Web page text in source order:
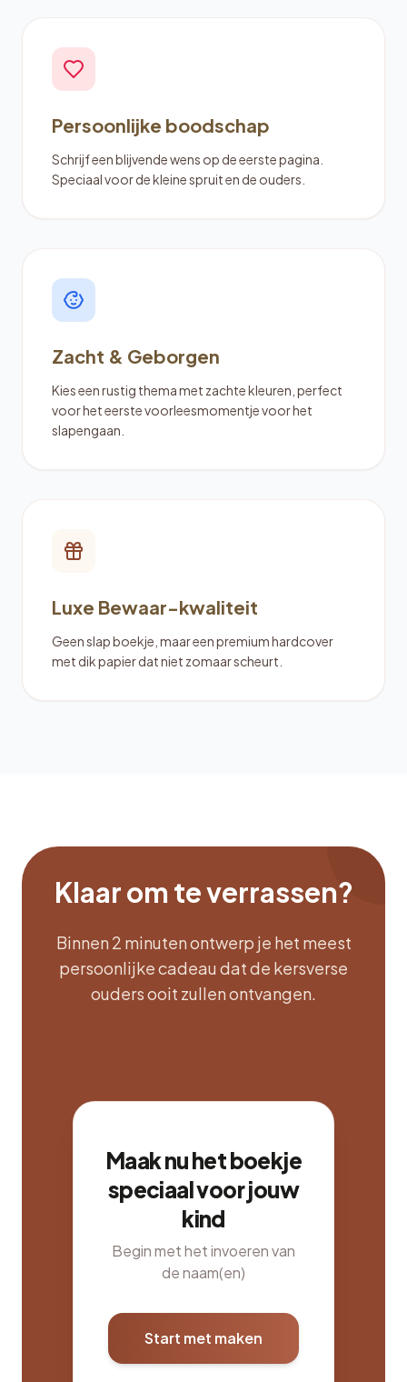
Persoonlijke boodschap
Schrijf een blijvende wens op de eerste pagina.
Speciaal voor de kleine spruit en de ouders.
Zacht & Geborgen
Kies een rustig thema met zachte kleuren, perfect
voor het eerste voorleesmomentje voor het
slapengaan.
Luxe Bewaar-kwaliteit
Geen slap boekje, maar een premium hardcover
met dik papier dat niet zomaar scheurt.
Klaar om te verrassen?
Binnen 2 minuten ontwerp je het meest
persoonlijke cadeau dat de kersverse
ouders ooit zullen ontvangen.
Maak nu het boekje
speciaal voor jouw
kind
Begin met het invoeren van
de naam(en)
Start met maken